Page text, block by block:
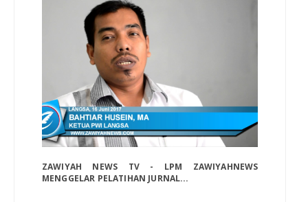
ZAWIYAH NEWS TV - LPM ZAWIYAHNEWS
MENGGELAR PELATIHAN JURNAL...